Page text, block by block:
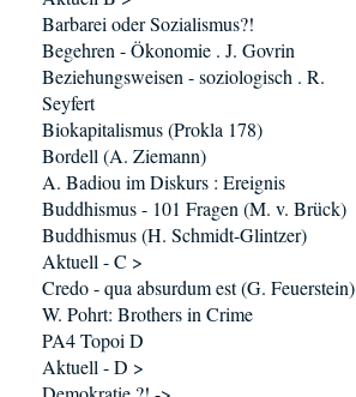
Barbarei oder Sozialismus?!
Begehren - Ökonomie . J. Govrin
Beziehungsweisen - soziologisch . R.
Seyfert
Biokapitalismus (Prokla 178)
Bordell (A. Ziemann)
A. Badiou im Diskurs : Ereignis
Buddhismus - 101 Fragen (M. v. Brück)
Buddhismus (H. Schmidt-Glintzer)
Aktuell - C >
Credo - qua absurdum est (G. Feuerstein)
W. Pohrt: Brothers in Crime
PA4 Topoi D
Aktuell - D >